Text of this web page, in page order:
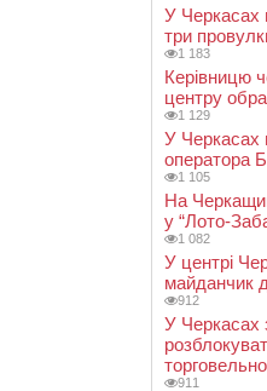
У Черкасах
три
1 183
Керівницю
центру
1 129
У Черкасах
оператора
1 105
На
у “Лото-
1 082
У центрі
майданчик
912
У Черкасах
911